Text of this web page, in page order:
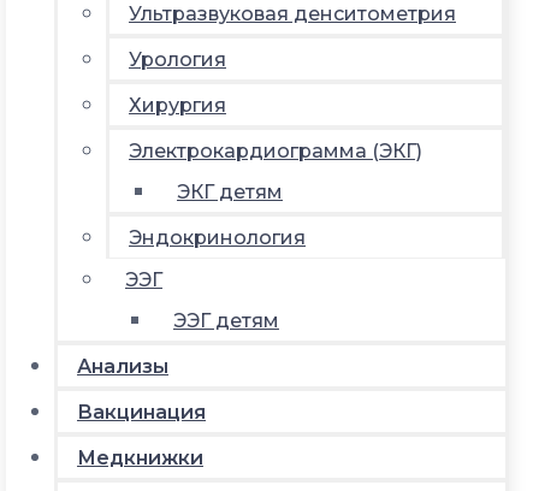
Ультразвуковая денситометрия
Урология
Хирургия
Электрокардиограмма (ЭКГ)
ЭКГ детям
Эндокринология
ЭЭГ
ЭЭГ детям
Анализы
Вакцинация
Медкнижки